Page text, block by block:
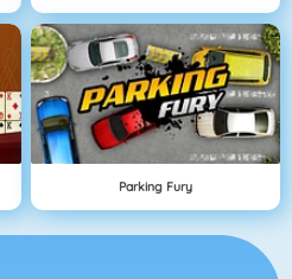
Parking Fury